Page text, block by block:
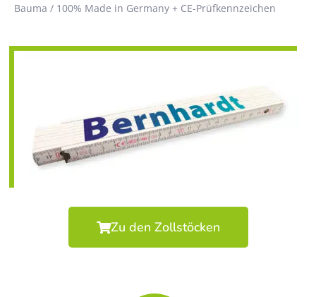
Bauma / 100% Made in Germany + CE-Prüfkennzeichen
Zu den Zollstöcken